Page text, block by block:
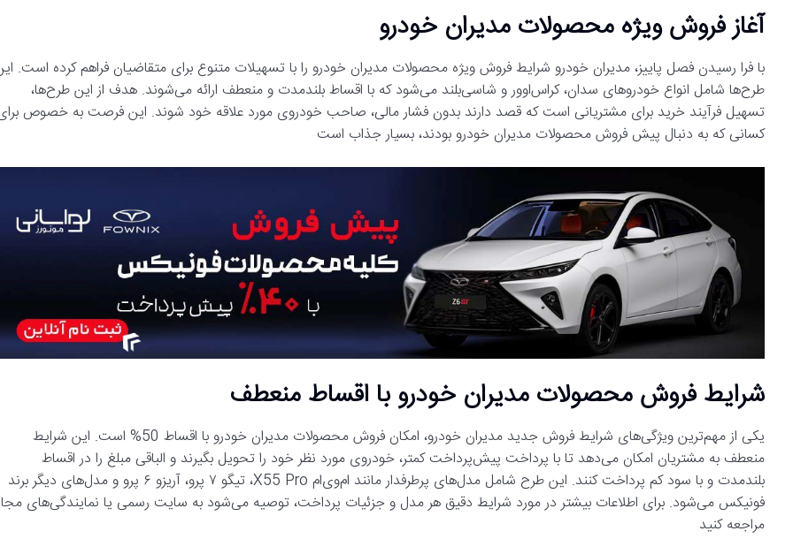
آغاز فروش ویژه محصولات مدیران خودرو
با فرا رسیدن فصل پاییز، مدیران خودرو شرایط فروش ویژه محصولات مدیران خودرو را با تسهیلات متنوع برای متقاضیان فراهم کرده است.
طرح‌ها شامل انواع خودروهای سدان، کراس‌اوور و شاسی‌بلند می‌شود که با اقساط بلندمدت و منعطف ارائه می‌شوند. هدف از این طرح‌ها،
تسهیل فرآیند خرید برای مشتریانی است که قصد دارند بدون فشار مالی، صاحب خودروی مورد علاقه خود شوند. این فرصت به خصوص
کسانی که به دنبال پیش فروش محصولات مدیران خودرو بودند، بسیار جذاب است
شرایط فروش محصولات مدیران خودرو با اقساط منعطف
یکی از مهم‌ترین ویژگی‌های شرایط فروش جدید مدیران خودرو، امکان فروش محصولات مدیران خودرو با اقساط 50% است. این شرایط
منعطف به مشتریان امکان می‌دهد تا با پرداخت پیش‌پرداخت کمتر، خودروی مورد نظر خود را تحویل بگیرند و الباقی مبلغ را در اقساط
بلندمدت و با سود کم پرداخت کنند. این طرح شامل مدل‌های پرطرفدار مانند ام‌وی‌ام X55 Pro، تیگو ۷ پرو، آریزو ۶ پرو و مدل‌های دیگر برند
فونیکس می‌شود. برای اطلاعات بیشتر در مورد شرایط دقیق هر مدل و جزئیات پرداخت، توصیه می‌شود به سایت رسمی یا نمایندگی‌های
مراجعه کنید